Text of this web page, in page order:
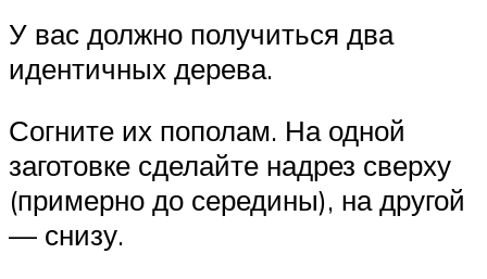
У вас должно получиться два
идентичных дерева.
Согните их пополам. На одной
заготовке сделайте надрез сверху
(примерно до середины), на другой
— снизу.